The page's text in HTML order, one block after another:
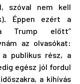
szóval nem kell
Éppen ezért a
Trump előtt”
az olvasókat:
publikus rész, a
egész jól fordul
a kihívás